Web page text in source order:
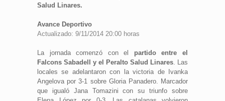
Salud Linares.
Avance Deportivo
Actualizado: 9/11/2014 20:00 horas
La jornada comenzó con el partido entre el
Falcons Sabadell y el Peralto Salud Linares . Las
locales se adelantaron con la victoria de Ivanka
Angelova por 3-1 sobre Gloria Panadero. Marcador
que igualó Jana Tomazini con su triunfo sobre